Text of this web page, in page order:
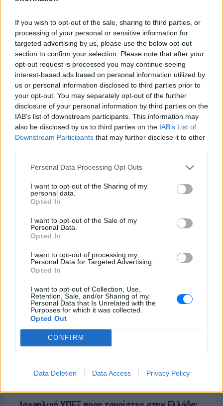
If you wish to opt-out of the sale, sharing to third parties, or
processing of your personal or sensitive information for
targeted advertising by us, please use the below opt-out
section to confirm your selection. Please note that after your
opt-out request is processed you may continue seeing
interest-based ads based on personal information utilized by
us or personal information disclosed to third parties prior to
your opt-out. You may separately opt-out of the further
disclosure of your personal information by third parties on the
IAB’s list of downstream participants. This information may
also be disclosed by us to third parties on the IAB’s List of
Downstream Participants that may further disclose it to other
Personal Data Processing Opt Outs
I want to opt-out of the Sharing of my
personal data.
Opted In
I want to opt-out of the Sale of my
Personal Data.
Opted In
I want to opt-out of processing my
Personal Data for Targeted Advertising.
Opted In
I want to opt-out of Collection, Use,
Retention, Sale, and/or Sharing of my
Personal Data that Is Unrelated with the
Purposes for which it was collected.
Opted Out
CONFIRM
Data Deletion Data Access Privacy Policy
ΣΤΗΝ ΙΔΙΑ ΚΑΤΗΓΟΡΙΑ
Χούθι χτύπησαν Aramco, Ιράν
σκληραίνει τους όρους για τα
Στενά του Ορμούζ
ΣΉΜΕΡΑ
Πυρκαγιά στο διυλιστήριο της Τζαζάν
μετά από επίθεση drone - Η Τεχεράνη
απαιτεί αποχώρηση αμερικανικών
δυνάμεων, άρση κυρώσεων και
αποζημιώσεις πριν ανοίξει η κρίσιμη
θαλάσσια δίοδος
Σαρακήνικο για να κάνουν
μπάνιο οι επιβάτες του
Ο επιχειρηματίας από τη Μήλο που
πότε παραδίδεται
ΣΉΜΕΡΑ
κατασκευάζεται στο πλαίσιο της Διπλής
Ανάπλασης, αποτελεί μέρος ενός νέου
οδικού δικτύου 8 χιλιομέτρων και
συνδέεται άμεσα με το νέο γήπεδο του